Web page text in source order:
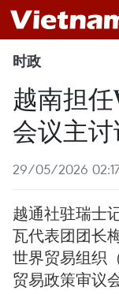
时政
越南担
会议主讨
29/05/2026
越通社驻瑞士
瓦代表团团长
世界贸易组织
贸易政策审议